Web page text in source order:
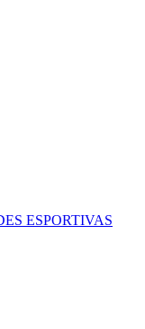
ESPORTIVAS